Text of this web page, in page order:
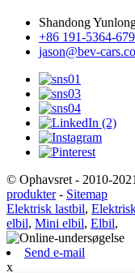
Shandong
+86 191-5364-
jason@bev-
© Ophavsret - 2010-
produkter- Sitemap
Elektrisk lastbil,
elbil, Mini elbil, Elbil,
Send e-mail
x